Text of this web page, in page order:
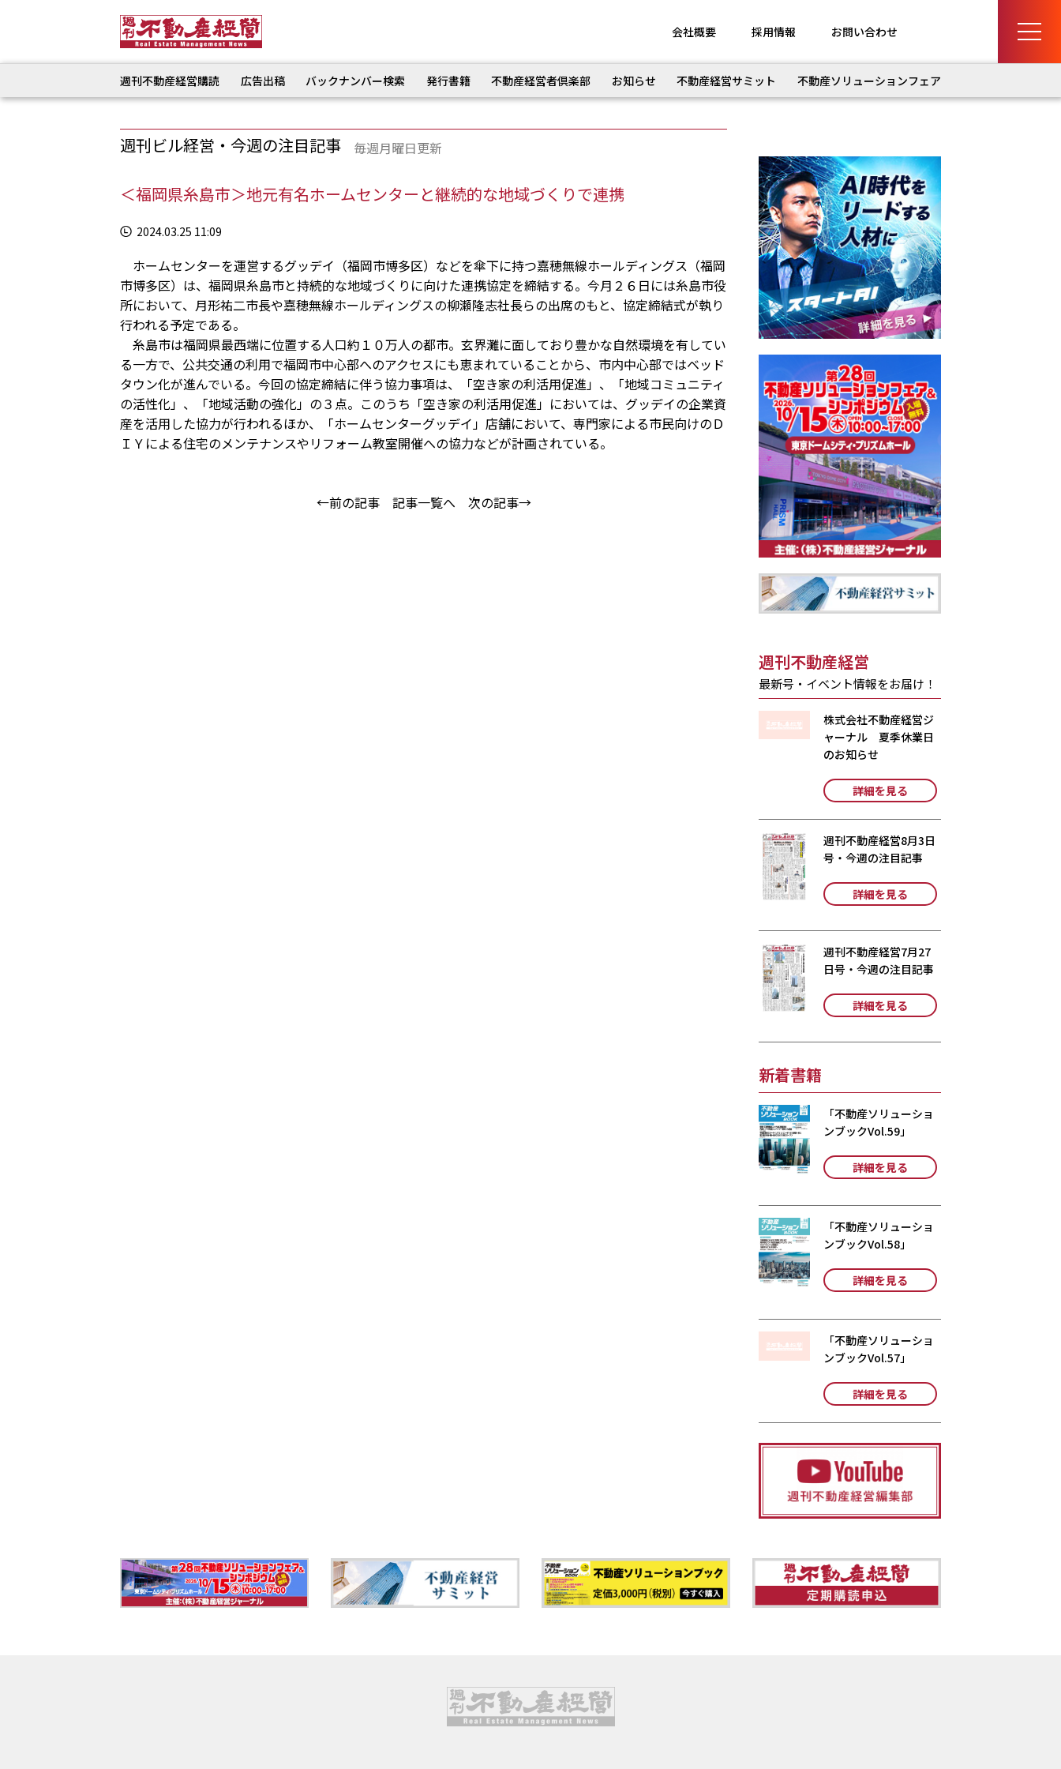
会社概要 採用情報 お問い合わせ
週刊不動産経営購読 広告出稿 バックナンバー検索 発行書籍 不動産経営者倶楽部 お知らせ 不動産経営サミット 不動産ソリューションフェア
週刊ビル経営・今週の注目記事 毎週月曜日更新
＜福岡県糸島市＞地元有名ホームセンターと継続的な地域づくりで連携
2024.03.25 11:09
ホームセンターを運営するグッデイ（福岡市博多区）などを傘下に持つ嘉穂無線ホールディングス（福岡
市博多区）は、福岡県糸島市と持続的な地域づくりに向けた連携協定を締結する。今月２６日には糸島市役
所において、月形祐二市長や嘉穂無線ホールディングスの柳瀬隆志社長らの出席のもと、協定締結式が執り
行われる予定である。
糸島市は福岡県最西端に位置する人口約１０万人の都市。玄界灘に面しており豊かな自然環境を有してい
る一方で、公共交通の利用で福岡市中心部へのアクセスにも恵まれていることから、市内中心部ではベッド
タウン化が進んでいる。今回の協定締結に伴う協力事項は、「空き家の利活用促進」、「地域コミュニティ
の活性化」、「地域活動の強化」の３点。このうち「空き家の利活用促進」においては、グッデイの企業資
産を活用した協力が行われるほか、「ホームセンターグッデイ」店舗において、専門家による市民向けのＤ
ＩＹによる住宅のメンテナンスやリフォーム教室開催への協力などが計画されている。
←前の記事 記事一覧へ 次の記事→
週刊不動産経営
最新号・イベント情報をお届け！
株式会社不動産経営ジ
ャーナル 夏季休業日
のお知らせ
詳細を見る
週刊不動産経営8月3日
号・今週の注目記事
詳細を見る
週刊不動産経営7月27
日号・今週の注目記事
詳細を見る
新着書籍
「不動産ソリューショ
ンブックVol.59」
詳細を見る
「不動産ソリューショ
ンブックVol.58」
詳細を見る
「不動産ソリューショ
ンブックVol.57」
詳細を見る